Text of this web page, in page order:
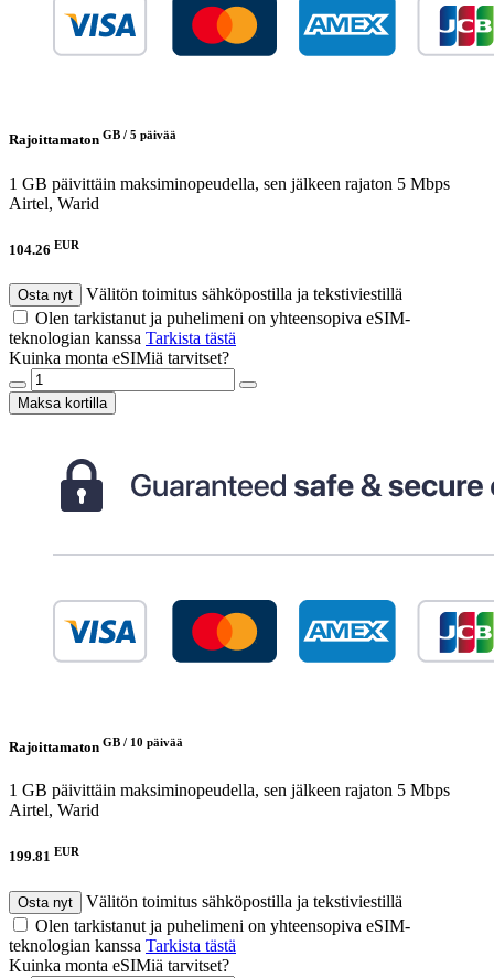
Rajoittamaton GB / 5 päivää
1 GB päivittäin maksiminopeudella, sen jälkeen rajaton 5 Mbps
Airtel, Warid
104.26 EUR
Osta nyt
Välitön toimitus sähköpostilla ja tekstiviestillä
Olen tarkistanut ja puhelimeni on yhteensopiva eSIM-
teknologian kanssa Tarkista tästä
Kuinka monta eSIMiä tarvitset?
Maksa kortilla
Rajoittamaton GB / 10 päivää
1 GB päivittäin maksiminopeudella, sen jälkeen rajaton 5 Mbps
Airtel, Warid
199.81 EUR
Osta nyt
Välitön toimitus sähköpostilla ja tekstiviestillä
Olen tarkistanut ja puhelimeni on yhteensopiva eSIM-
teknologian kanssa Tarkista tästä
Kuinka monta eSIMiä tarvitset?